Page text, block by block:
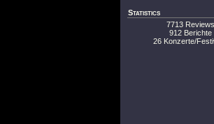
Statistics
7713 Reviews
912 Berichte
26 Konzerte/